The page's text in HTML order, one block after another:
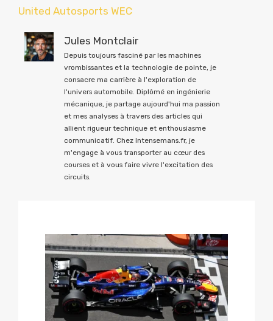
United Autosports WEC
Jules Montclair
Depuis toujours fasciné par les machines
vrombissantes et la technologie de pointe, je
consacre ma carrière à l'exploration de
l'univers automobile. Diplômé en ingénierie
mécanique, je partage aujourd'hui ma passion
et mes analyses à travers des articles qui
allient rigueur technique et enthousiasme
communicatif. Chez Intensemans.fr, je
m'engage à vous transporter au cœur des
courses et à vous faire vivre l'excitation des
circuits.